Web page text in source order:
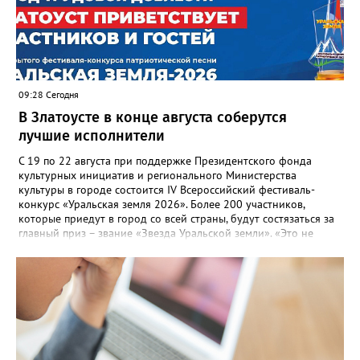
Настенко. В следующий раз, рекомендовали в
Госжилинспекции, службы должны действовать слаженно. И
оперативно делиться информацией со всеми
заинтересованными – от поставщика тепла до конечных
потребителей.
09:28 Сегодня
В Златоусте в конце августа соберутся
лучшие исполнители
С 19 по 22 августа при поддержке Президентского фонда
культурных инициатив и регионального Министерства
культуры в городе состоится IV Всероссийский фестиваль-
конкурс «Уральская земля 2026». Более 200 участников,
которые приедут в город со всей страны, будут состязаться за
главный приз – звание «Звезда Уральской земли». «Это не
прослушивания участников, мастер-классы от ведущих
наставников, выступления победителей прошлых лет и
приглашённых артистов», - сообщает оргкомитет. Вход на все
фестивальные мероприятия будет свободным. В 2025 году в
фестивале участвовали 26 финалистов из городов
Челябинской, Свердловской, Курганской, Оренбургской
областей, Ханты-Мансийского автономного округа и